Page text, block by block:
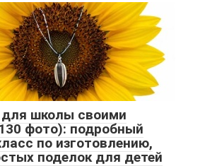
школы своими
фото): подробный
по изготовлению,
поделок для детей